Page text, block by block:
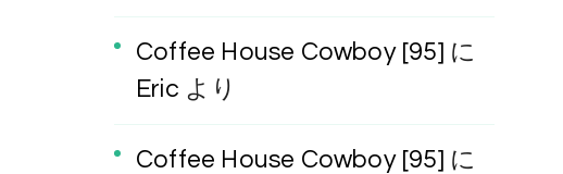
Coffee House Cowboy [95] に
Eric より
Coffee House Cowboy [95] に